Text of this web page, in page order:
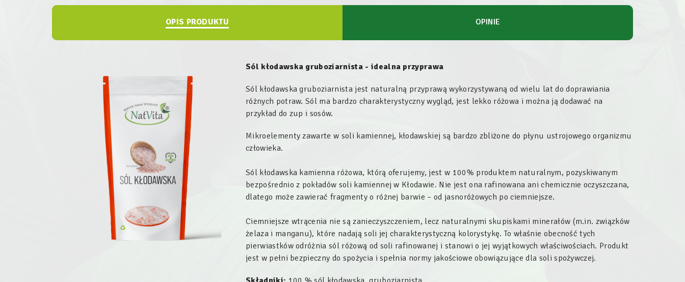
OPIS PRODUKTU OPINIE
Sól kłodawska gruboziarnista - idealna przyprawa
Sól kłodawska gruboziarnista jest naturalną przyprawą wykorzystywaną od wielu lat do doprawiania
różnych potraw. Sól ma bardzo charakterystyczny wygląd, jest lekko różowa i można ją dodawać na
przykład do zup i sosów.
Mikroelementy zawarte w soli kamiennej, kłodawskiej są bardzo zbliżone do płynu ustrojowego organizmu
człowieka.
Sól kłodawska kamienna różowa, którą oferujemy, jest w 100% produktem naturalnym, pozyskiwanym
bezpośrednio z pokładów soli kamiennej w Kłodawie. Nie jest ona rafinowana ani chemicznie oczyszczana,
dlatego może zawierać fragmenty o różnej barwie – od jasnoróżowych po ciemniejsze.
Ciemniejsze wtrącenia nie są zanieczyszczeniem, lecz naturalnymi skupiskami minerałów (m.in. związków
żelaza i manganu), które nadają soli jej charakterystyczną kolorystykę. To właśnie obecność tych
pierwiastków odróżnia sól różową od soli rafinowanej i stanowi o jej wyjątkowych właściwościach. Produkt
jest w pełni bezpieczny do spożycia i spełnia normy jakościowe obowiązujące dla soli spożywczej.